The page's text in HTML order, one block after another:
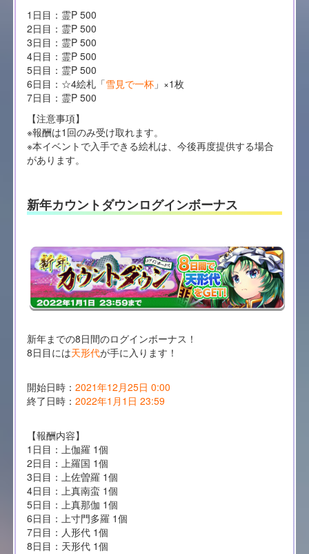
1日目：霊P 500
2日目：霊P 500
3日目：霊P 500
4日目：霊P 500
5日目：霊P 500
6日目：☆4絵札「雪見で一杯」×1枚
7日目：霊P 500
【注意事項】
※報酬は1回のみ受け取れます。
※本イベントで入手できる絵札は、今後再度提供する場合
があります。
新年カウントダウンログインボーナス
新年までの8日間のログインボーナス！
8日目には天形代が手に入ります！
開始日時： 2021年12月25日 0:00
終了日時： 2022年1月1日 23:59
【報酬内容】
1日目：上伽羅 1個
2日目：上羅国 1個
3日目：上佐曽羅 1個
4日目：上真南蛮 1個
5日目：上真那伽 1個
6日目：上寸門多羅 1個
7日目：人形代 1個
8日目：天形代 1個